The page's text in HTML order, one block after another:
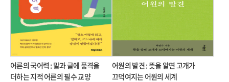
어른의 국어력 : 말과 글에 품격을
더하는 지적 어른의 필수 교양
어원의 발견 : 뜻을 알면 고개가
끄덕여지는 어원의 세계